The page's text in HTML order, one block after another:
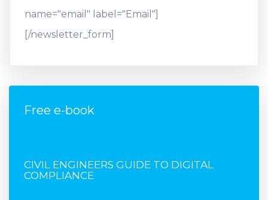
name="email" label="Email"]
[/newsletter_form]
Free e-book
CIVIL ENGINEERS GUIDE TO DIGITAL
COMPLIANCE